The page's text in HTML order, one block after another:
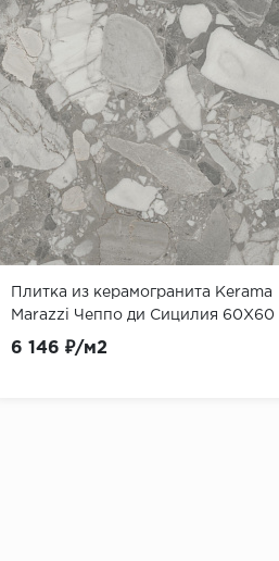
Плитка из керамогранита Kerama
Marazzi Чеппо ди Сицилия 60X60
серый (KM6060G0391R20)
6 146 ₽/м2